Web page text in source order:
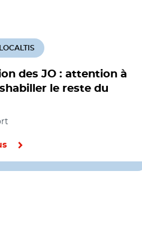
des JO : attention à
le reste du